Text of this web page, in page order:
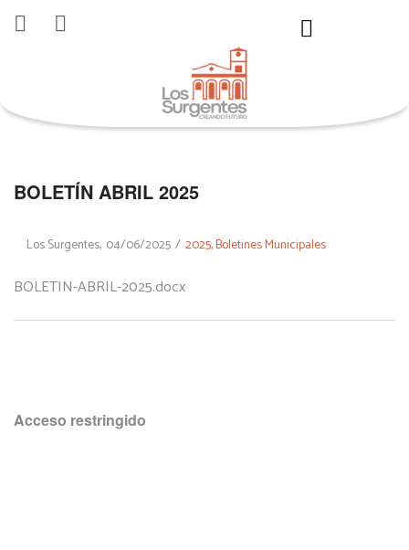
BOLETÍN ABRIL 2025
Los Surgentes 04/06/2025 2025 Boletines Municipales
BOLETIN-ABRIL-2025.docx
Acceso restringido